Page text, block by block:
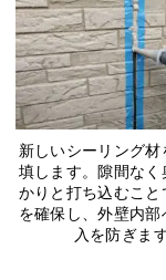
新しいシーリング材
填します。隙間なく
かりと打ち込むこと
を確保し、外壁内部
入を防ぎます